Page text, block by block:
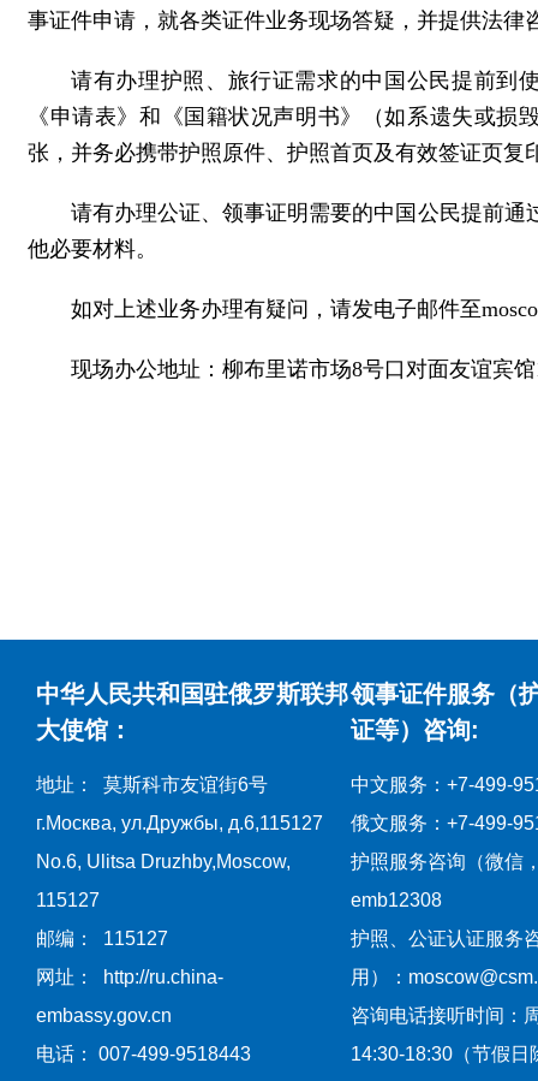
事证件申请，就各类证件业务现场答疑，并提供法
请有办理护照、旅行证需求的中国公民提前到使
《申请表》和《国籍状况声明书》（如系遗失或
张，并务必携带护照原件、护照首页及有效签证页
请有办理公证、领事证明需要的中国公民提前
他必要材料。
如对上述业务办理有疑问，请发电子邮件至
现场办公地址：柳布里诺市场8号口对面友谊宾馆
中华人民共和国驻俄罗斯联邦
大使馆：
地址： 莫斯科市友谊街6号
г.Москва, ул.Дружбы, д.6,115127
No.6, Ulitsa Druzhby,Moscow,
115127
邮编： 115127
网址： http://ru.china-
embassy.gov.cn
电话： 007-499-9518443
领事证件服务（
证等）咨询:
中文服务：+7-499-
俄文服务：+7-499-
护照服务咨询（微信
emb12308
护照、公证认证服务
用）：
咨询电话接听时间：
14:30-18:30（节假日